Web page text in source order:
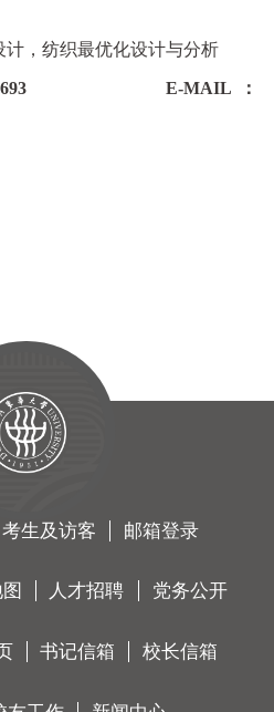
，纺织最优化设计与分析
E-MAIL ：
考生及访客 邮箱登录
人才招聘 党务公开
书记信箱 校长信箱